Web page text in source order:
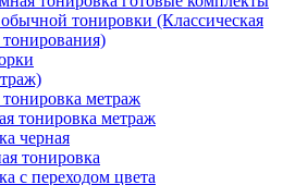
тонировки (Классическая
метраж
тонировка метраж
черная
тонировка
с переходом цвета